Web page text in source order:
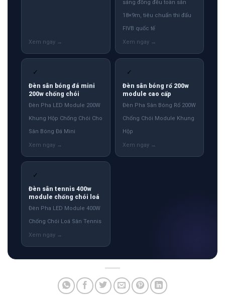
sáng đồng đều toàn sân
18×9m, tiêu chuẩn thi đấu
FIVB quốc tế
✓
Đèn sân bóng đá mini
200w chống chói
Đèn Pha LED Module 200W
Khung Hộp Chống Chói Cho
Sân Bóng Đá Mini
✓
Đèn sân bóng rổ 200w
module cao cấp
Đèn Pha Sân Bóng Rổ 200W
Chống Chói Module Khung
Hộp
✓
Đèn sân tennis 400w
module chống chói loá
Đèn Pha LED Module 400W
Chống Chói Loá Sân Tennis